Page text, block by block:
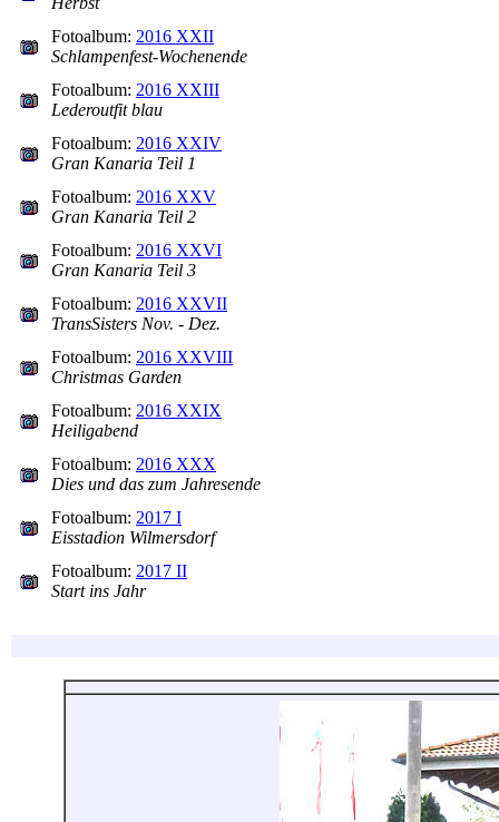
Fotoalbum: 2016 XXII
Schlampenfest-Wochenende
Fotoalbum: 2016 XXIII
Lederoutfit blau
Fotoalbum: 2016 XXIV
Gran Kanaria Teil 1
Fotoalbum: 2016 XXV
Gran Kanaria Teil 2
Fotoalbum: 2016 XXVI
Gran Kanaria Teil 3
Fotoalbum: 2016 XXVII
TransSisters Nov. - Dez.
Fotoalbum: 2016 XXVIII
Christmas Garden
Fotoalbum: 2016 XXIX
Heiligabend
Fotoalbum: 2016 XXX
Dies und das zum Jahresende
Fotoalbum: 2017 I
Eisstadion Wilmersdorf
Fotoalbum: 2017 II
Start ins Jahr